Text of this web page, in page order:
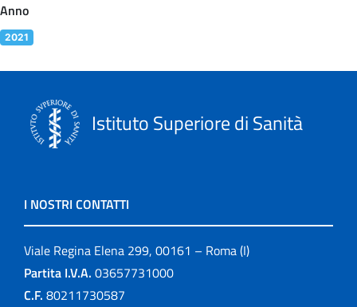
Anno
2021
Istituto Superiore di Sanità
I NOSTRI CONTATTI
Viale Regina Elena 299, 00161 – Roma (I)
Partita I.V.A. 03657731000
C.F. 80211730587